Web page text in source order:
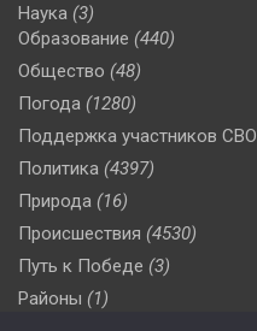
Наука (3)
Образование (440)
Общество (48)
Погода (1280)
Поддержка участников СВО
Политика (4397)
Природа (16)
Происшествия (4530)
Путь к Победе (3)
Районы (1)